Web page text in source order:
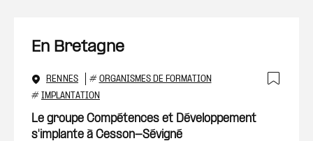
En Bretagne
RENNES # ORGANISMES DE FORMATION
# IMPLANTATION
Le groupe Compétences et Développement
s'implante à Cesson-Sévigné